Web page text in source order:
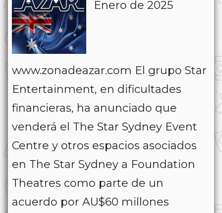
Enero de 2025
www.zonadeazar.com El grupo Star
Entertainment, en dificultades
financieras, ha anunciado que
venderá el The Star Sydney Event
Centre y otros espacios asociados
en The Star Sydney a Foundation
Theatres como parte de un
acuerdo por AU$60 millones